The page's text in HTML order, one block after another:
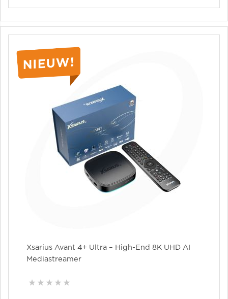
Xsarius Avant 4+ Ultra – High-End 8K UHD AI
Mediastreamer